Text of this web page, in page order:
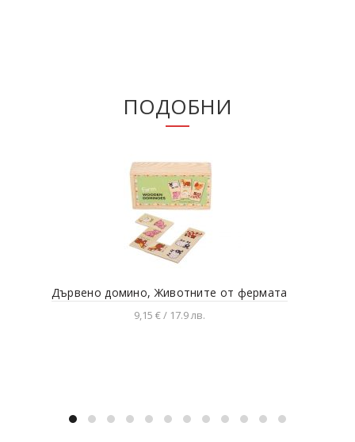
ПОДОБНИ
Дървено домино, Животните от фермата
9,15 € / 17.9 лв.